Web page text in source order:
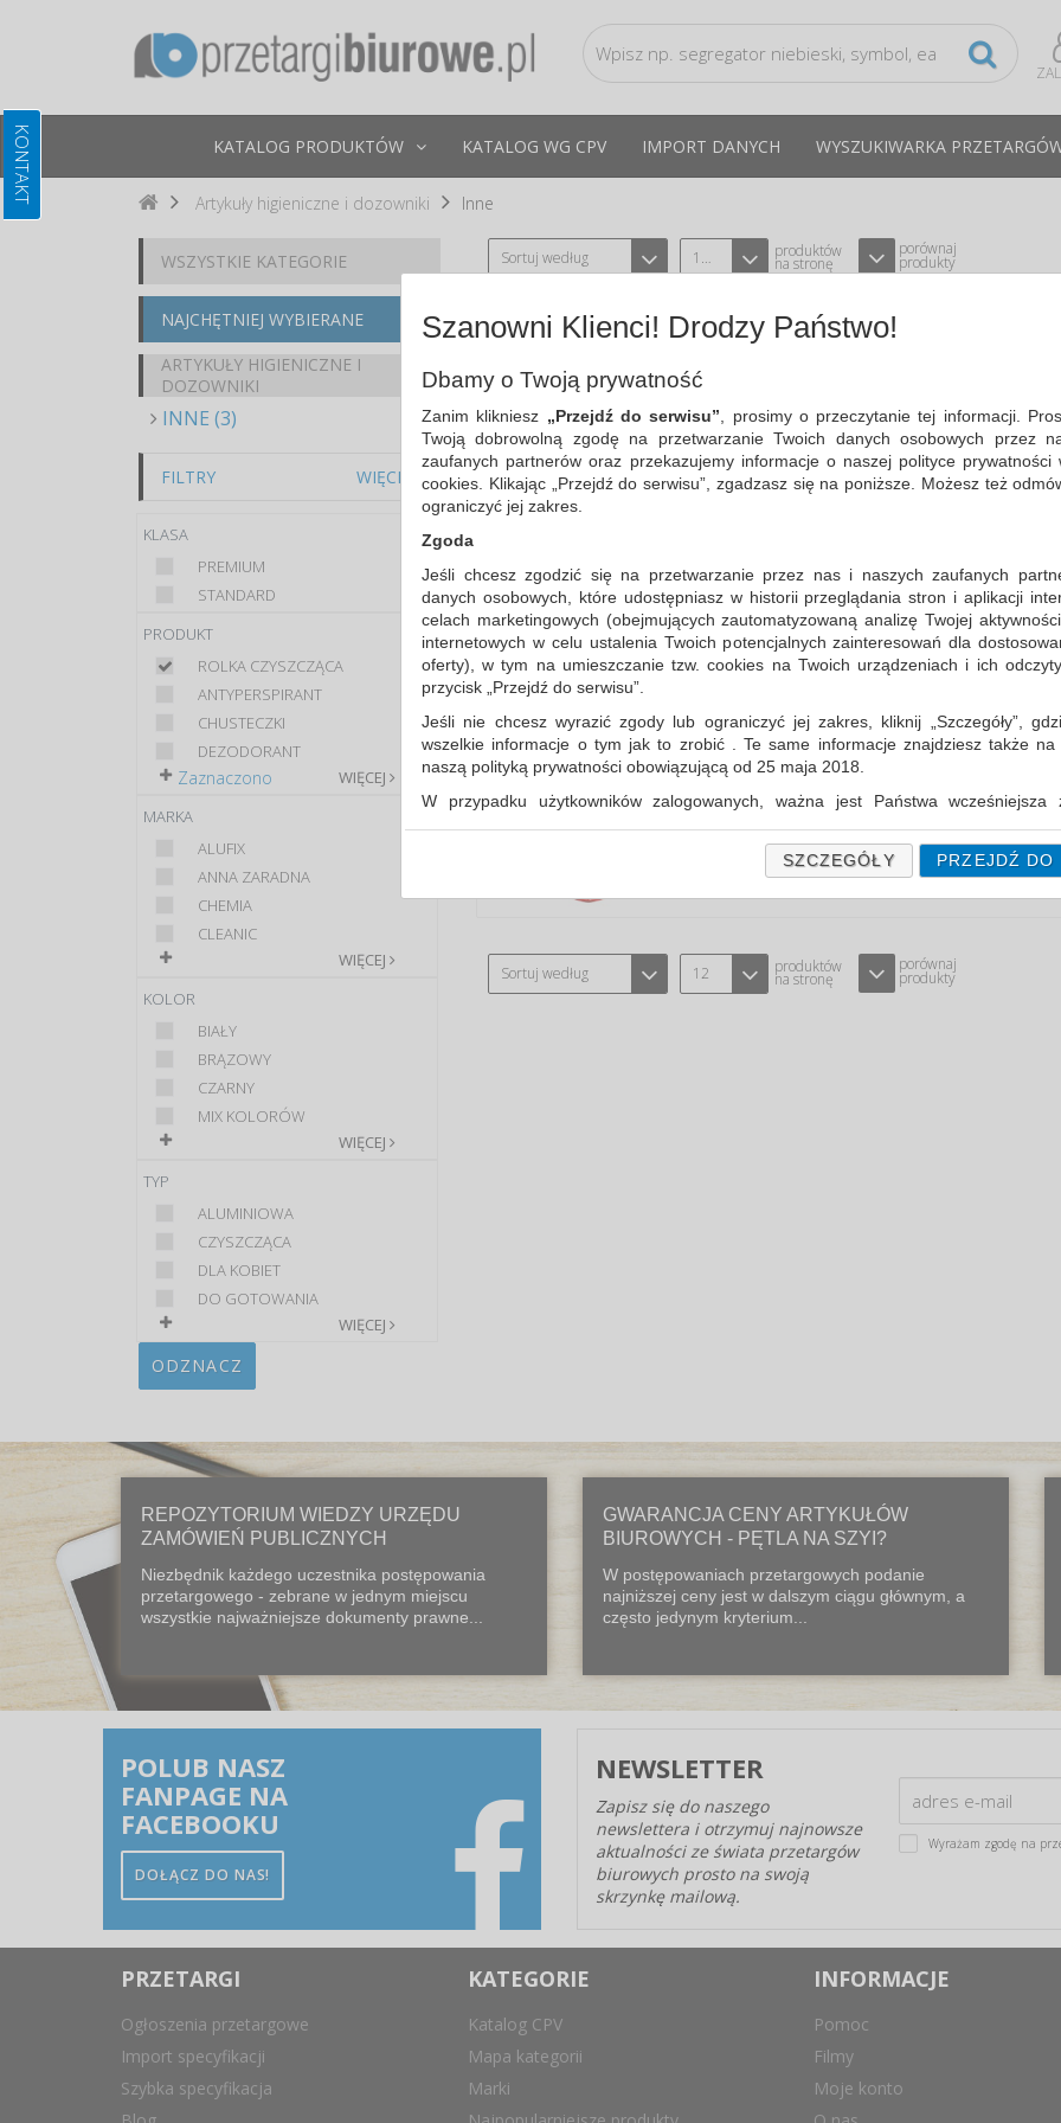
KATALOG PRODUKTÓW KATALOG WG CPV IMPORT DANYCH WYSZUKIWARKA
Artykuły higieniczne i dozowniki Inne
WSZYSTKIE KATEGORIE
NAJCHĘTNIEJ WYBIERANE
ARTYKUŁY HIGIENICZNE I
DOZOWNIKI
INNE (3)
FILTRY WIĘCEJ
KLASA
PREMIUM
STANDARD
PRODUKT
ROLKA CZYSZCZĄCA
ANTYPERSPIRANT
CHUSTECZKI
DEZODORANT
WIĘCEJ
Zaznaczono
MARKA
ALUFIX
ANNA ZARADNA
CHEMIA
CLEANIC
WIĘCEJ
KOLOR
BIAŁY
BRĄZOWY
CZARNY
MIX KOLORÓW
WIĘCEJ
TYP
ALUMINIOWA
CZYSZCZĄCA
DLA KOBIET
DO GOTOWANIA
WIĘCEJ
ODZNACZ
Sortuj według 12 produktów
na stronę
porównaj
produkty
ROLKA CZYSZCZĄCA SILVER, 56
zanieczyszczenia...
Cena średnia 26,49 PLNbrutto, max: 27,04 PLN,
WKŁAD DO ROLKI CZYSZCZĄCEJ
TYPU SCOTCH BRITE-3M 3M-XA004808060
seria Scotch Brite™ to innowacyjne
pomagają utrzymać każde
Cena średnia21,65 PLNbrutto, max: 21,68 PLN,
ROLKA CZYSZCZĄCA , 30 LISTKÓW,
TYPU SCOTCH BRITE-3M 3M-00021200493720
seria Scotch Brite™ to innowacyjne
pomagają utrzymać każde
Cena średnia20,82 PLNbrutto, max: 21,54 PLN,
Sortuj według 12 produktów
na stronę
porównaj
produkty
REPOZYTORIUM WIEDZY URZĘDU
ZAMÓWIEŃ PUBLICZNYCH
Niezbędnik każdego uczestnika postępowania
przetargowego - zebrane w jednym miejscu
wszystkie najważniejsze dokumenty prawne...
GWARANCJA CENY ARTYKUŁÓW
BIUROWYCH - PĘTLA NA SZYI?
W postępowaniach przetargowych podanie
najniższej ceny jest w dalszym ciągu głównym, a
często jedynym kryterium...
POLUB NASZ
FANPAGE NA
FACEBOOKU
DOŁĄCZ DO NAS!
NEWSLETTER
Zapisz się do naszego
newslettera i otrzymuj najnowsze
aktualności ze świata przetargów
biurowych prosto na swoją
skrzynkę mailową.
Wyrażam zgodę na
PRZETARGI
Ogłoszenia przetargowe
Import specyfikacji
Szybka specyfikacja
KATEGORIE
Katalog CPV
Mapa kategorii
Marki
INFORMACJE
Pomoc
Filmy
Moje konto
Szanowni Klienci! Drodzy Państwo!
Dbamy o Twoją prywatność
Zanim klikniesz „Przejdź do serwisu” , prosimy o przeczytanie tej informacji.
Twoją dobrowolną zgodę na przetwarzanie Twoich danych osobowych przez
zaufanych partnerów oraz przekazujemy informacje o naszej polityce prywatności
cookies. Klikając „Przejdź do serwisu”, zgadzasz się na poniższe. Możesz też
ograniczyć jej zakres.
Zgoda
Jeśli chcesz zgodzić się na przetwarzanie przez nas i naszych zaufanych
danych osobowych, które udostępniasz w historii przeglądania stron i aplikacji
celach marketingowych (obejmujących zautomatyzowaną analizę Twojej
internetowych w celu ustalenia Twoich potencjalnych zainteresowań dla
oferty), w tym na umieszczanie tzw. cookies na Twoich urządzeniach i ich
przycisk „Przejdź do serwisu”.
Jeśli nie chcesz wyrazić zgody lub ograniczyć jej zakres, kliknij „Szczegóły”,
wszelkie informacje o tym jak to zrobić . Te same informacje znajdziesz także
naszą polityką prywatności obowiązującą od 25 maja 2018.
W przypadku użytkowników zalogowanych, ważna jest Państwa wcześniejsza
SZCZEGÓŁY PRZEJDŹ DO